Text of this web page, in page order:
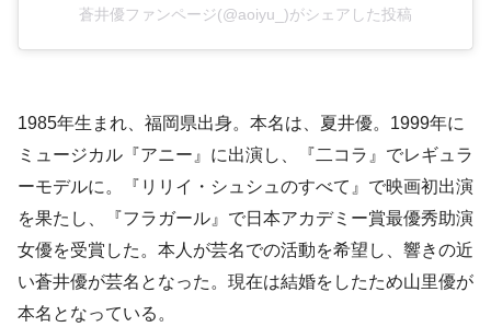
蒼井優ファンページ(@aoiyu_)がシェアした投稿
1985年生まれ、福岡県出身。本名は、夏井優。1999年に
ミュージカル『アニー』に出演し、『二コラ』でレギュラ
ーモデルに。『リリイ・シュシュのすべて』で映画初出演
を果たし、『フラガール』で日本アカデミー賞最優秀助演
女優を受賞した。本人が芸名での活動を希望し、響きの近
い蒼井優が芸名となった。現在は結婚をしたため山里優が
本名となっている。